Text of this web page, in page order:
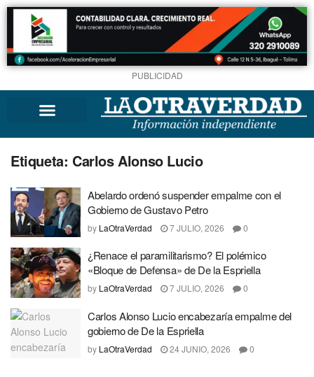
PUBLICIDAD
Etiqueta: Carlos Alonso Lucio
Abelardo ordenó suspender empalme con el
Gobierno de Gustavo Petro
by LaOtraVerdad 7 JULIO, 2026 0
¿Renace el paramilitarismo? El polémico
«Bloque de Defensa» de De la Espriella
by LaOtraVerdad 7 JULIO, 2026 0
Carlos Alonso Lucio encabezaría empalme del
gobierno de De la Espriella
by LaOtraVerdad 24 JUNIO, 2026 0